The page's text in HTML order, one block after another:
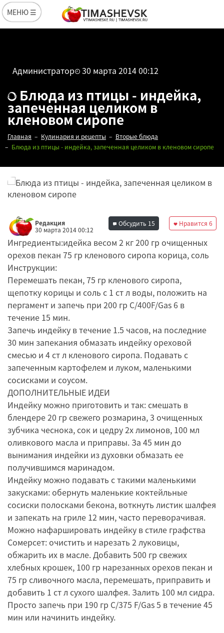
МЕНЮ ☰
Администратор 30 марта 2014 00:12
Блюда из птицы - индейка,
запеченная целиком в
кленовом сиропе
Главная Кулинария и рецепты
Вторые блюда
Блюда из птицы - индейка, запеченная целиком в кленовом сиропе
Редакция
30 марта 2014 00:12
Нравится 6
Обсудить 15
Ингредиенты:идейка весом 2 кг 200 гр очищенных
орехов пекан 75 гр кленового сиропа корица, соль
Инструкции:
Перемешать пекан, 75 гр кленового сиропа,
щепотку корицы и соль с 1 ст л воды, положить на
пергамент и запечь при 200 гр С/400F/Gas 6 в
течение 15 мин.
Запечь индейку в течение 1.5 часов, на последние
30 мин запекания обмазать индейку ореховой
смесью и 4 ст л кленового сиропа. Подавать с
запеченным картофелем и луком, маленькими
сосисками и соусом.
ДОПОЛНИТЕЛЬНЫЕ ИДЕИ
Индейку можно приготовить и так: смешать в
блендере 20 гр свежего розмарина, 3 очищенных
зубчика чеснока, сок и цедру 2х лимонов, 100 мл
оливкового масла и приправы. За 45 мин до
вынимания индейки из духовки обмазать ее
получившимся маринадом.
Индейку можно подавать с такими маленькими
закусками: обернуть маленькие коктейльные
сосиски полосками бекона, воткнуть листик шалфея
и запекать на гриле 12 мин, часто переворачивая.
Можно нафаршировать индейку в стиле графства
Сомерсет: очистить и нарезать 2 луковицы,
обжарить их в масле. Добавить 500 гр свежих
хлебных крошек, 100 гр нарезанных орехов пекан и
75 гр сливочного масла, перемешать, приправить и
добавить 1 ст л сухого шалфея. Залить 100 мл сидра.
Просто запечь при 190 гр С/375 F/Gas 5 в течение 45
мин или начинить индейку.